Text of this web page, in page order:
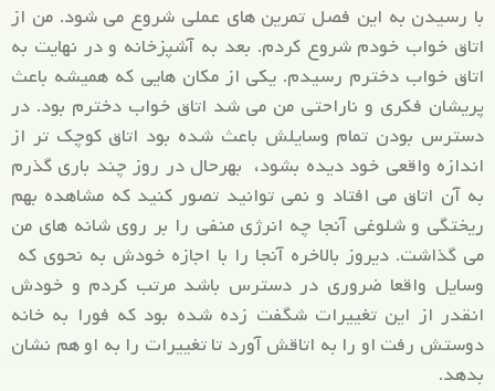
با رسیدن به این فصل تمرین های عملی شروع می شود. من از
اتاق خواب خودم شروع کردم. بعد به آشپزخانه و در نهایت به
اتاق خواب دخترم رسیدم. یکی از مکان هایی که همیشه باعث
پریشان فکری و ناراحتی من می شد اتاق خواب دخترم بود. در
دسترس بودن تمام وسایلش باعث شده بود اتاق کوچک تر از
اندازه واقعی خود دیده بشود، بهرحال در روز چند باری گذرم
به آن اتاق می افتاد و نمی توانید تصور کنید که مشاهده بهم
ریختگی و شلوغی آنجا چه انرژی منفی را بر روی شانه های من
می گذاشت. دیروز بالاخره آنجا را با اجازه خودش به نحوی که
وسایل واقعا ضروری در دسترس باشد مرتب کردم و خودش
انقدر از این تغییرات شگفت زده شده بود که فورا به خانه
دوستش رفت او را به اتاقش آورد تا تغییرات را به او هم نشان
بدهد.